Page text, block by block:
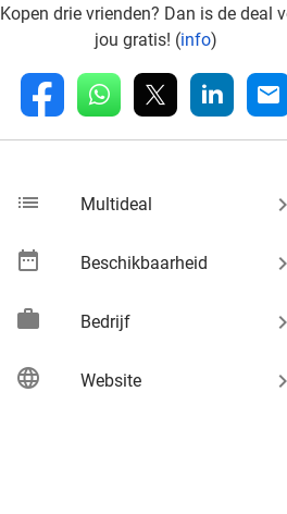
Kopen drie vrienden? Dan is de deal
jou gratis! (info)
fb whatsapp linkedin mail
list Multideal keyboard_arrow_right
date_range Beschikbaarheid keyboard_arrow_right
work Bedrijf keyboard_arrow_right
language Website keyboard_arrow_right